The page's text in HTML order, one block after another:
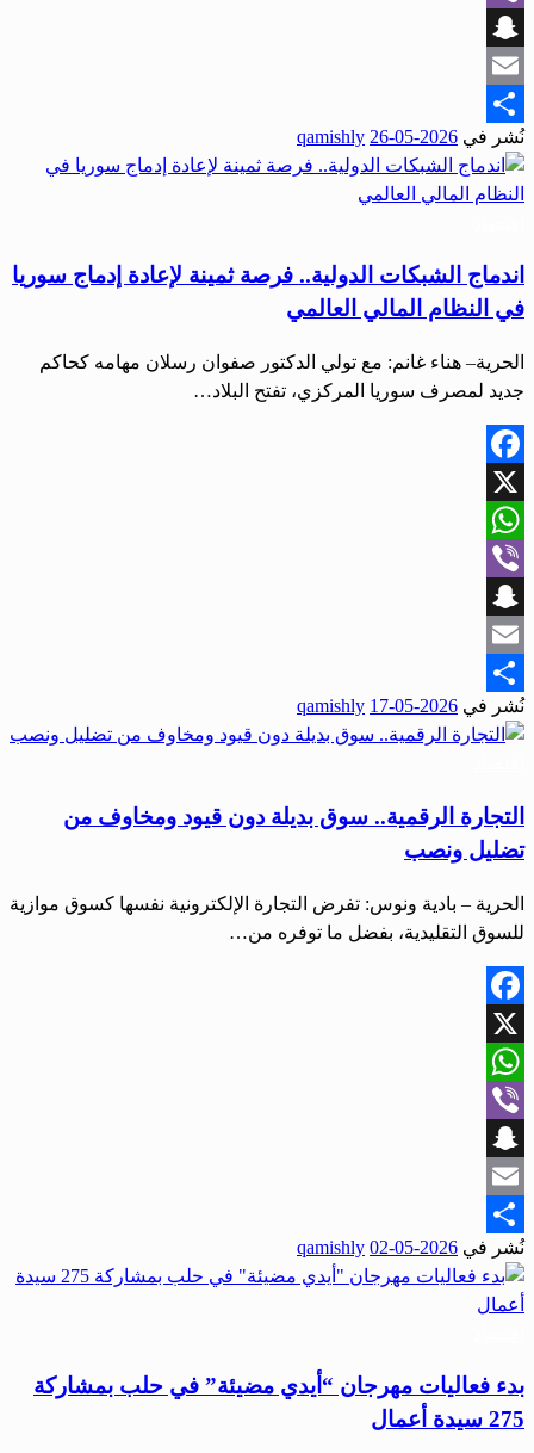
Viber
Snapchat
Email
Share
نُشر في 2026-05-26
qamishly
اندماج الشبكات الدولية.. فرصة ثمينة لإعادة إدماج سوريا
في النظام المالي العالمي
الحرية– هناء غانم: مع تولي الدكتور صفوان رسلان مهامه كحاكم
جديد لمصرف سوريا المركزي، تفتح البلاد…
Facebook
X
WhatsApp
Viber
Snapchat
Email
Share
نُشر في 2026-05-17
qamishly
التجارة الرقمية.. سوق بديلة دون قيود ومخاوف من
تضليل ونصب
الحرية – بادية ونوس: تفرض التجارة الإلكترونية نفسها كسوق موازية
للسوق التقليدية، بفضل ما توفره من…
Facebook
X
WhatsApp
Viber
Snapchat
Email
Share
نُشر في 2026-05-02
qamishly
بدء فعاليات مهرجان “أيدي مضيئة” في حلب بمشاركة
275 سيدة أعمال